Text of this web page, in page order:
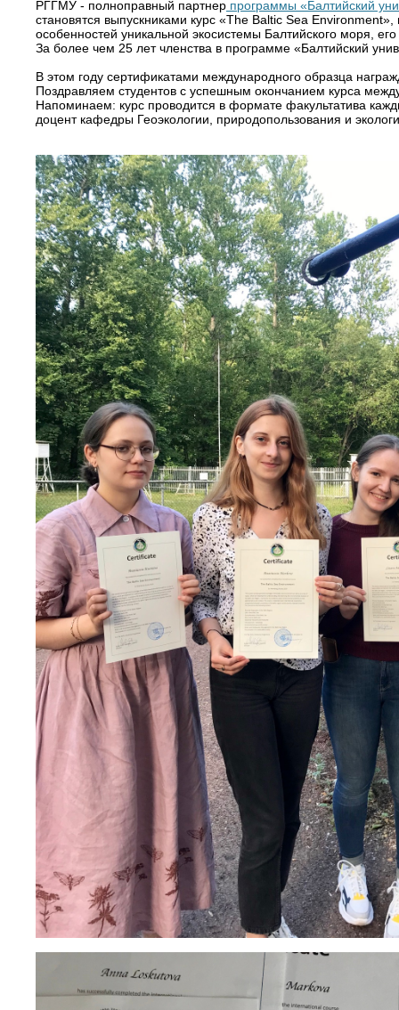
РГГМУ - полноправный партнер программы «Балтийский
становятся выпускниками курс «The Baltic Sea
особенностей уникальной экосистемы Балтийского моря,
За более чем 25 лет членства в программе «Балтийский
В этом году сертификатами международного образца
Поздравляем студентов c успешным окончанием курса
Напоминаем: курс проводится в формате факультатива
доцент кафедры Геоэкологии, природопользования и